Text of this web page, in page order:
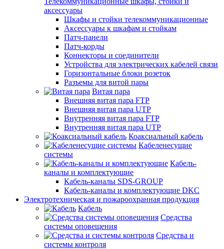
аксессуары
Шкафы и стойки телекоммуникационные
Аксессуары к шкафам и стойкам
Патч-панели
Патч-корды
Коннекторы и соединители
Устройства для электрических кабелей связи
Горизонтальные блоки розеток
Разъемы для витой пары
Витая пара
Внешняя витая пара FTP
Внешняя витая пара UTP
Внутренняя витая пара FTP
Внутренняя витая пара UTP
Коаксиальный кабель
Кабеленесущие
системы
Кабель-
каналы и комплектующие
Кабель-каналы SDS-GROUP
Кабель-каналы и комплектующие DKC
Электротехническая и пожароохранная продукция
Кабель
Средства
системы оповещения
Средства и
системы контроля